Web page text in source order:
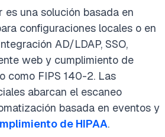
es una solución basada en
configuraciones locales o en
AD/LDAP, SSO,
web y cumplimiento de
como FIPS 140-2. Las
abarcan el escaneo
basada en eventos y
de HIPAA.